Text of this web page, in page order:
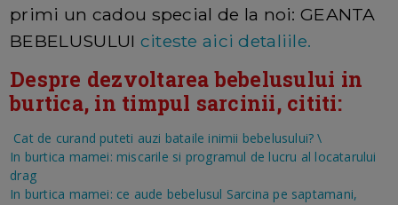
primi un cadou special de la noi: GEANTA
BEBELUSULUI citeste aici detaliile.
Despre dezvoltarea bebelusului in
burtica, in timpul sarcinii, cititi:
Cat de curand puteti auzi bataile inimii bebelusului? \
In burtica mamei: miscarile si programul de lucru al locatarului
drag
In burtica mamei: ce aude bebelusul Sarcina pe saptamani,